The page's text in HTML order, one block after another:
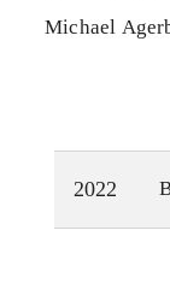
modgang i
Michael
2022